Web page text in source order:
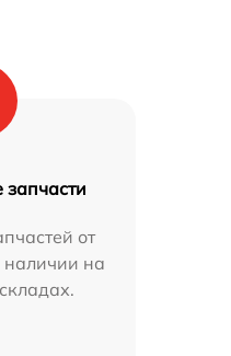
от
наличии на